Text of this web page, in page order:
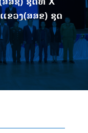
ຂວງ(ສສຂ) ຊຸດ